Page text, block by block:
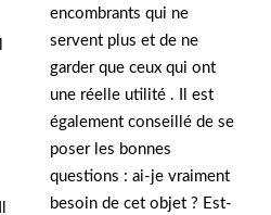
encombrants qui ne
servent plus et de ne
garder que ceux qui ont
une réelle utilité . Il est
également conseillé de se
poser les bonnes
questions : ai-je vraiment
besoin de cet objet ? Est-